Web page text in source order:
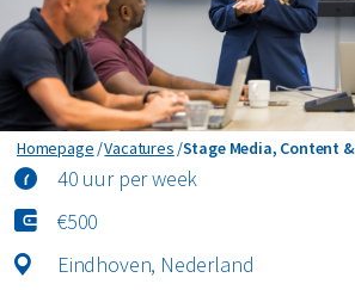
Homepage Vacatures Stage Media, Content
Stage Media, Content
40 uur per week
€500
Eindhoven, Nederland